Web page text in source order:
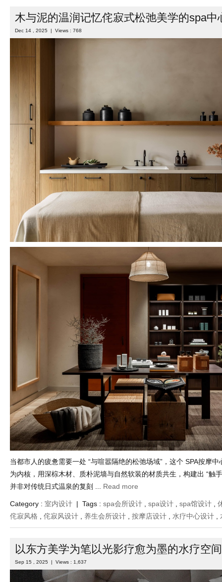
木与泥的温润记忆侘寂式松弛美学的spa中
Dec 14 , 2025 | Views : 768
当都市人的疲惫需要一处 “与喧嚣隔绝的松弛场域”，这个 SPA按摩中
为内核，用深棕木材、质朴泥墙与自然软装的材质共生，构建出 “触
并非对传统日式温泉的复刻 ... Read more
Category : 室内设计 | Tags : spa会所设计 spa设计 spa馆设计
侘寂风格
侘寂风设计 养生会所设计 按摩店设计 水疗中心设计
以东方美学为笔以光影疗愈为墨的水疗空
Sep 15 , 2025 | Views : 1,637